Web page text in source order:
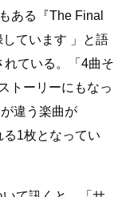
ある『The Final
ています 」と語
れている。「4曲そ
トーリーにもなっ
違う楽曲が
1枚となってい